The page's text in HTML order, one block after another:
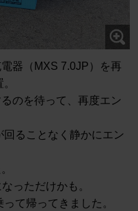
器（MXS 7.0JP）を再
のを待って、再度エン
ることなく静かにエン
っただけかも。
て帰ってきました。